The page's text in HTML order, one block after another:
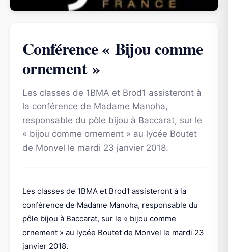
Conférence « Bijou comme
ornement »
Les classes de 1BMA et Brod1 assisteront à
la conférence de Madame Manoha,
responsable du pôle bijou à Baccarat, sur le
« bijou comme ornement » au lycée Boutet
de Monvel le mardi 23 janvier 2018.
Les classes de 1BMA et Brod1 assisteront à la
conférence de Madame Manoha, responsable du
pôle bijou à Baccarat, sur le « bijou comme
ornement » au lycée Boutet de Monvel le mardi 23
janvier 2018.